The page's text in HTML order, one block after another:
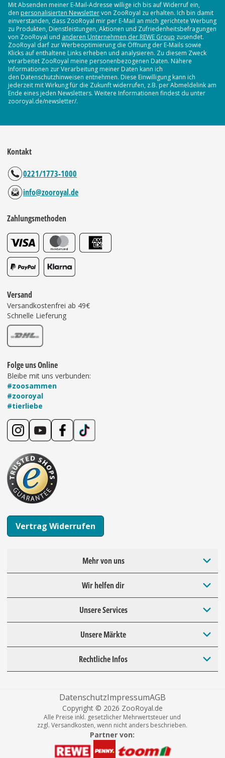
Mit Absenden meiner E-Mail-Adresse willige ich bis auf Widerruf ein,
den personalisierten Newslettervon ZooRoyal zu erhalten. Ich bin damit
einverstanden, dass ZooRoyal mir per E-Mail an mich gerichtete Werbung
zu Produkten, Dienstleistungen, Aktionen und Zufriedenheitsbefragungen
von ZooRoyal und anderen Unternehmen der REWE Group zusendet.
ZooRoyal darf zur Werbeoptimierung die Öffnung der E-Mails sowie
Klicks auf enthaltene Links erheben und analysieren. Zu diesem Zweck
verarbeitet ZooRoyal meine personenbezogenen Daten. Nähere
Informationen zur Verarbeitung meiner Daten kann ich
den Datenschutzhinweisen entnehmen. Diese Einwilligung kann ich
jederzeit mit Wirkung für die Zukunft widerrufen, z.B. per Abmeldelink am
Ende eines jeden Newsletters. Weitere Informationen findest du unter
zooroyal.de/newsletter/.
Kontakt
0221/1773-1000
info@zooroyal.de
Zahlungsmethoden
Versand
Versandkostenfrei ab 49€
Schnelle Lieferung
Folge uns Online
Bleibe mit uns verbunden:
#zoosammen
#zooroyal
#tierliebe
Vertrag Widerrufen
Mehr von uns
Wir helfen dir
Unsere Services
Unsere Märkte
Rechtliche Infos
DatenschutzImpressumAGB
Copyright © 2026 ZooRoyal.de
Alle Preise inkl. gesetzlicher Mehrwertsteuer und
zzgl. Versandkosten, wenn nicht anders beschrieben.
Partner von: